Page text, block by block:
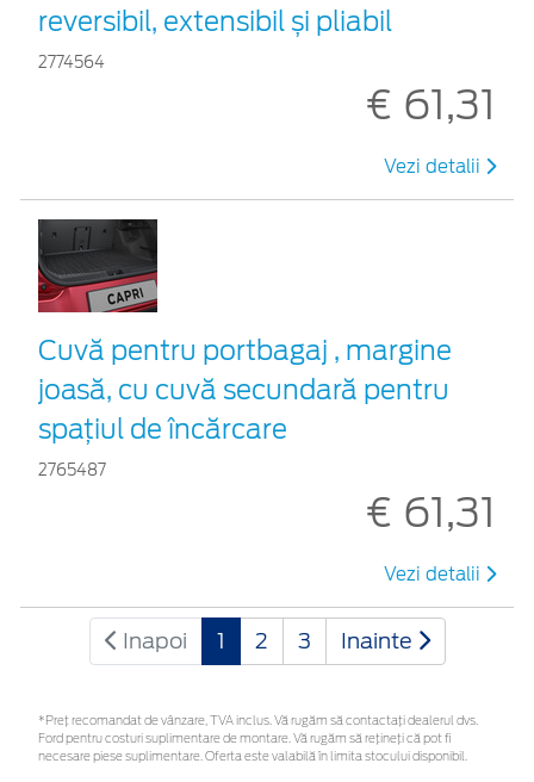
reversibil, extensibil și pliabil
2774564
€ 61,31
Vezi detalii
Cuvă pentru portbagaj , margine
joasă, cu cuvă secundară pentru
spațiul de încărcare
2765487
€ 61,31
Vezi detalii
Inapoi 1 2 3 Inainte
*Preţ recomandat de vânzare, TVA inclus. Vă rugăm să contactaţi dealerul dvs.
Ford pentru costuri suplimentare de montare. Vă rugăm să rețineți că pot fi
necesare piese suplimentare. Oferta este valabilă în limita stocului disponibil.